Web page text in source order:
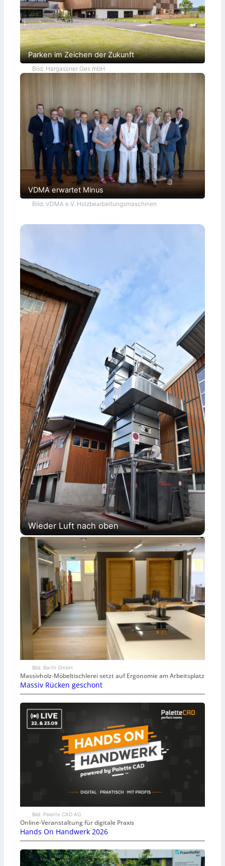
Parken im Zeichen der Zukunft
Bild: Hargassner Ges mbH
VDMA erwartet Minus
Bild: VDMA e.V. Holzbearbeitungsmaschinen
Wieder Luft nach oben
Bild: Barth GmbH
Massivholz-Möbeltischlerei setzt auf Ergonomie am Arbeitsplatz
Massiv Rücken geschont
Bild: Palette CAD AG
Online-Veranstaltung für digitale Praxis
Hands On Handwerk 2026